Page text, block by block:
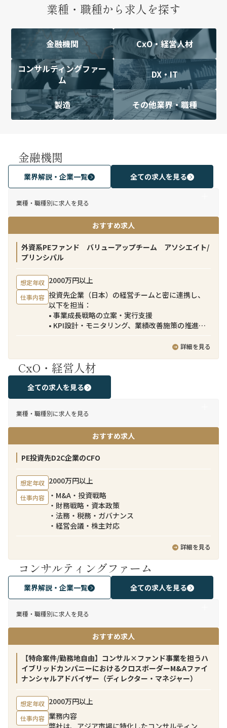
業種・職種から求人を探す
金融機関 CxO・経営人材
コンサルティングファー
ム
DX・IT
製造 その他業界・職種
金融機関
業界解説・企業一覧 全ての求人を見る
業種・職種別に求人を見る
おすすめ求人
外資系PEファンド バリューアップチーム アソシエイト/
プリンシパル
想定年収 2000万円以上
仕事内容 投資先企業（日本）の経営チームと密に連携し、
以下を担当：
• 事業成長戦略の立案・実行支援
• KPI設計・モニタリング、業績改善施策の推進
• 組織・オペレーション改善（SCM、商品戦略等）
• ファンドへのレポーティング・コミュニケーショ
ン
詳細を見る
CxO・経営人材
全ての求人を見る
業種・職種別に求人を見る
おすすめ求人
PE投資先D2C企業のCFO
想定年収 2000万円以上
仕事内容
・M&A・投資戦略
・財務戦略・資本政策
・法務・税務・ガバナンス
・経営会議・株主対応
詳細を見る
コンサルティングファーム
業界解説・企業一覧 全ての求人を見る
業種・職種別に求人を見る
おすすめ求人
【特命案件/勤務地自由】コンサル×ファンド事業を担うハ
イブリッドカンパニーにおけるクロスボーダーM&Aファイ
ナンシャルアドバイザー（ディレクター・マネジャー）
想定年収 2000万円以上
仕事内容 業務内容
弊社は、アジア市場に特化したコンサルティン